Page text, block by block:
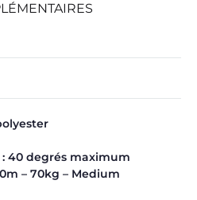
40 degrés maximum
– 70kg – Medium